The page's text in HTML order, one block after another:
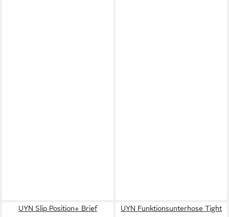
UYN Slip Position+ Brief
UYN Funktionsunterhose Tight